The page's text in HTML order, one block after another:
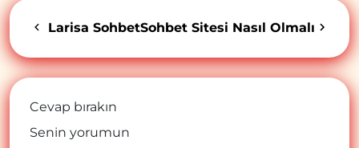
Larisa SohbetSohbet Sitesi Nasıl Olmalı
Cevap bırakın
Senin yorumun